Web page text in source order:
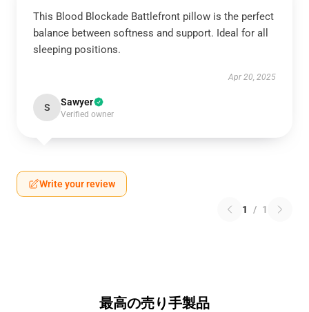
This Blood Blockade Battlefront pillow is the perfect
balance between softness and support. Ideal for all
sleeping positions.
Apr 20, 2025
S Sawyer
Verified owner
Write your review
1 / 1
最高の売り手製品